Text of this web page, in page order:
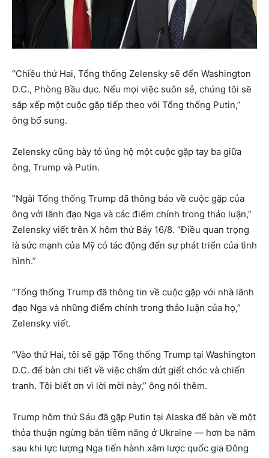
“Chiều thứ Hai, Tổng thống Zelensky sẽ đến Washington
D.C., Phòng Bầu dục. Nếu mọi việc suôn sẻ, chúng tôi sẽ
sắp xếp một cuộc gặp tiếp theo với Tổng thống Putin,”
ông bổ sung.
Zelensky cũng bày tỏ ủng hộ một cuộc gặp tay ba giữa
ông, Trump và Putin.
“Ngài Tổng thống Trump đã thông báo về cuộc gặp của
ông với lãnh đạo Nga và các điểm chính trong thảo luận,”
Zelensky viết trên X hôm thứ Bảy 16/8. “Điều quan trọng
là sức mạnh của Mỹ có tác động đến sự phát triển của tình
hình.”
“Tổng thống Trump đã thông tin về cuộc gặp với nhà lãnh
đạo Nga và những điểm chính trong thảo luận của họ,”
Zelensky viết.
“Vào thứ Hai, tôi sẽ gặp Tổng thống Trump tại Washington
D.C. để bàn chi tiết về việc chấm dứt giết chóc và chiến
tranh. Tôi biết ơn vì lời mời này,” ông nói thêm.
Trump hôm thứ Sáu đã gặp Putin tại Alaska để bàn về một
thỏa thuận ngừng bắn tiềm năng ở Ukraine — hơn ba năm
sau khi lực lượng Nga tiến hành xâm lược quốc gia Đông